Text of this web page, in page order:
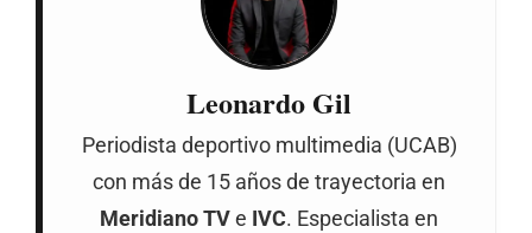
Leonardo Gil
Periodista deportivo multimedia (UCAB)
con más de 15 años de trayectoria en
Meridiano TV e IVC. Especialista en